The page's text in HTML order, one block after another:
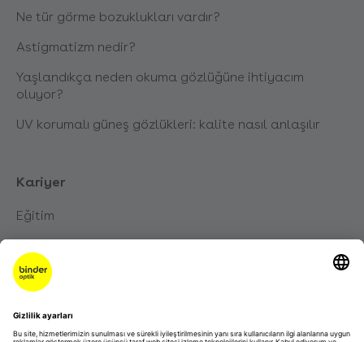
Ne tür görme bozuklukları vardır?
Astigmatizm nedir?
Yaşlandıkça neden okuma gözlüğüne ihtiyacım
oluyor?
UV korumalı güneş gözlükleri: kalite nasıl anlaşılır
Kariyer
Eğitim
Talep edilmemiş başvuru